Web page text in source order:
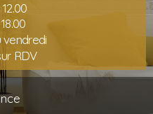
vendredi
RDV